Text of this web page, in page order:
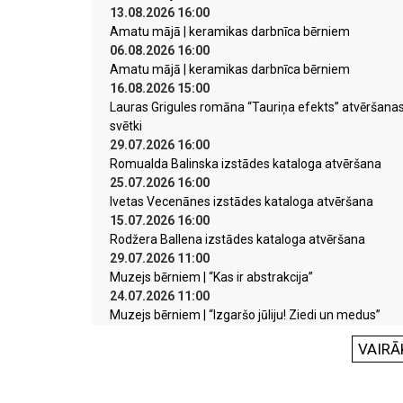
13.08.2026 16:00
Amatu mājā | keramikas darbnīca bērniem
06.08.2026 16:00
Amatu mājā | keramikas darbnīca bērniem
16.08.2026 15:00
Lauras Grigules romāna “Tauriņa efekts”
svētki
29.07.2026 16:00
Romualda Balinska izstādes kataloga atvēršana
25.07.2026 16:00
Ivetas Vecenānes izstādes kataloga atvēršana
15.07.2026 16:00
Rodžera Ballena izstādes kataloga atvēršana
29.07.2026 11:00
Muzejs bērniem | “Kas ir abstrakcija”
24.07.2026 11:00
Muzejs bērniem | “Izgaršo jūliju! Ziedi un medus”